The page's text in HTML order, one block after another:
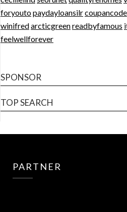
foryoutopaydayloansilrcoupancode
winifredarcticgreenreadbyfamous
feelwellforever
SPONSOR
TOP SEARCH
PARTNER